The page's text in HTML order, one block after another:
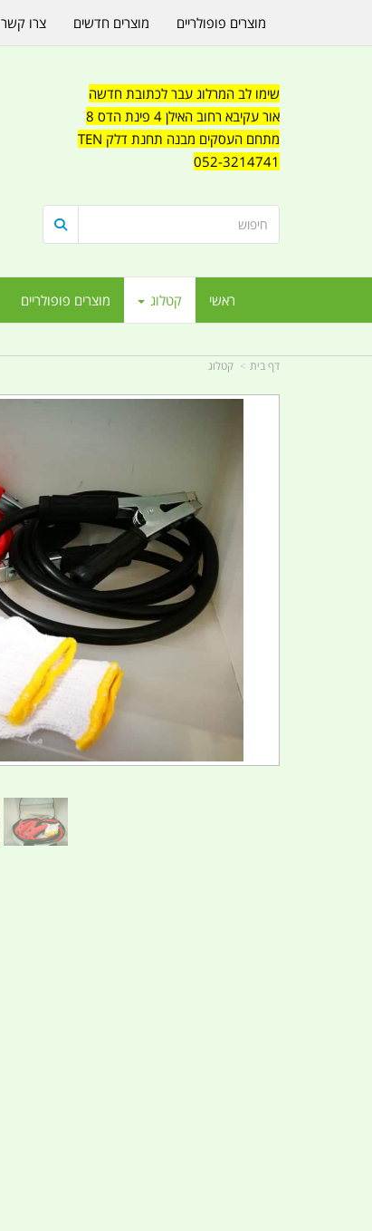
שימו לב המרלוג עבר לכתובת חדשה
אור עקיבא רחוב האילן 4 פינת הדס 8
מתחם העסקים מבנה תחנת דלק TEN
052-3214741
ראשי קטלוג מוצרים פופולריים
מוצרים פופולריים מוצרים חדשים צרו קשר
דף בית קטלוג